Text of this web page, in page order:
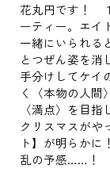
花丸円です！
ーティー。エイ
一緒にいられる
とつぜん姿を消
手分けしてケイ
く〈本物の人間
〈満点〉を目
クリスマスがや
ト】が明らか
乱の予感……！